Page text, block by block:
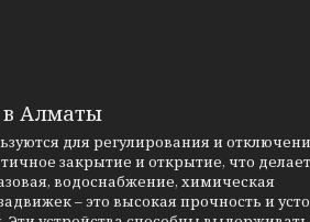
в Алматы
для регулирования и
закрытие и открытие, что
водоснабжение, химическая
– это высокая прочность и